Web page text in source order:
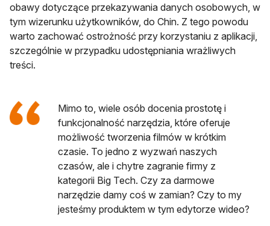
obawy dotyczące przekazywania danych osobowych, w
tym wizerunku użytkowników, do Chin. Z tego powodu
warto zachować ostrożność przy korzystaniu z aplikacji,
szczególnie w przypadku udostępniania wrażliwych
treści.
Mimo to, wiele osób docenia prostotę i
funkcjonalność narzędzia, które oferuje
możliwość tworzenia filmów w krótkim
czasie. To jedno z wyzwań naszych
czasów, ale i chytre zagranie firmy z
kategorii Big Tech. Czy za darmowe
narzędzie damy coś w zamian? Czy to my
jesteśmy produktem w tym edytorze wideo?